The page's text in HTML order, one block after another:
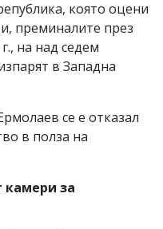
която оцени
преминалите през
на над седем
в Западна
се е отказал
в полза на
камери за